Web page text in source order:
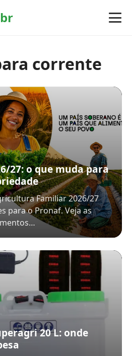
corrente
27: o que muda para
Familiar 2026/27
para o Pronaf. Veja as
20 L: onde